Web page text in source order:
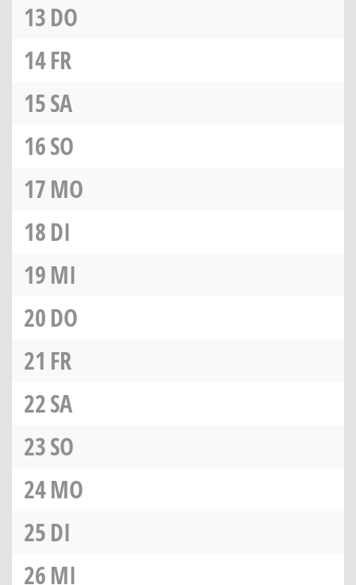
13DO
14FR
15SA
16SO
17MO
18DI
19MI
20DO
21 FR
22SA
23SO
24MO
25DI
26MI